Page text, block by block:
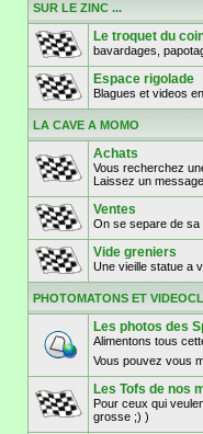
SUR LE ZINC ...
Le troquet du
bavardages,
Espace rigolade
Blagues et videos
LA CAVE A MOMO
Achats
Vous recherchez
Laissez un
Ventes
On se separe de sa
Vide greniers
Une vieille statue a
PHOTOMATONS ET
Les photos des
Alimentons tous
Vous pouvez vous
Les Tofs de nos
Pour ceux qui
grosse ;) )